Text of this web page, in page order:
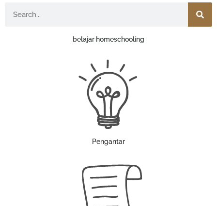
belajar homeschooling
Pengantar